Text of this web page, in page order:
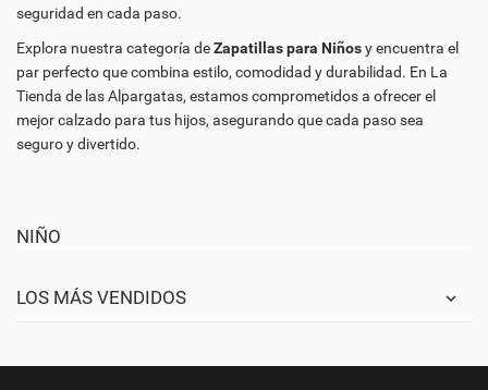
NIÑO
LOS MÁS VENDIDOS
seguridad en cada paso.
Explora nuestra categoría deZapatillas para Niñosy encuentra el
par perfecto que combina estilo, comodidad y durabilidad. En La
Tienda de las Alpargatas, estamos comprometidos a ofrecer el
mejor calzado para tus hijos, asegurando que cada paso sea
seguro y divertido.